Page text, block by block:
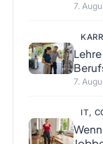
7.
7.
IT,